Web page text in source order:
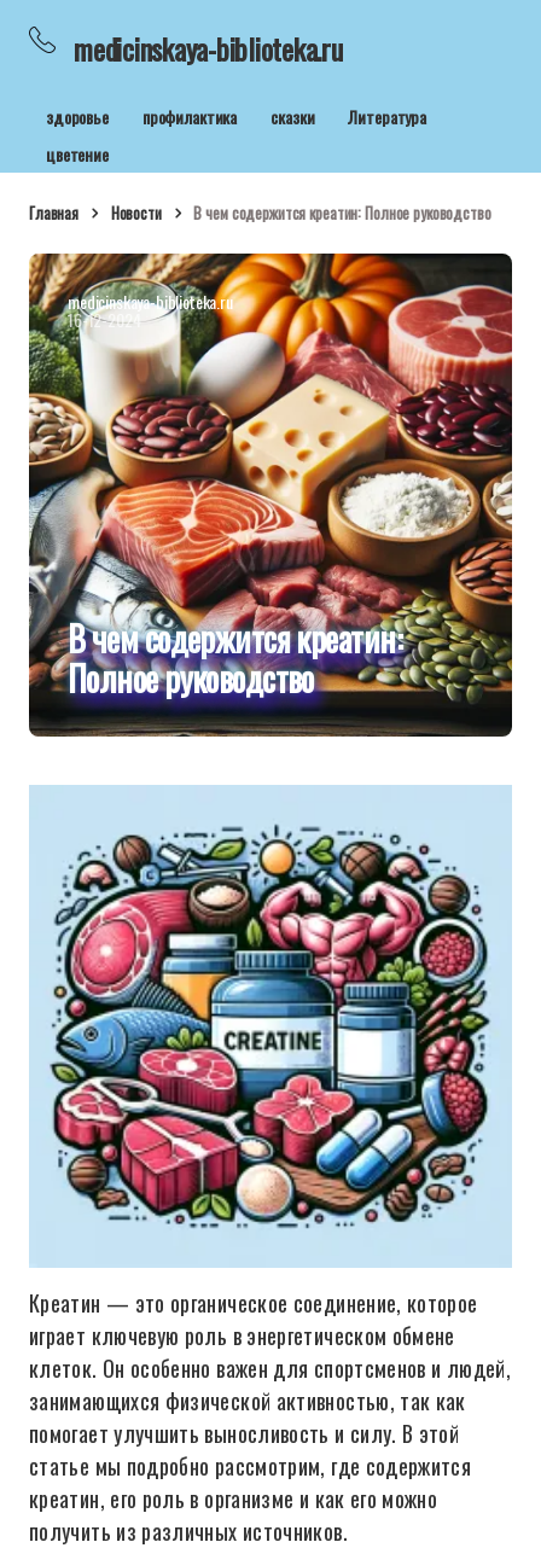
medicinskaya-biblioteka.ru
здоровье профилактика сказки
Литература
цветение
Главная Новости В чем содержится креатин: Полное руководство
medicinskaya-biblioteka.ru
16-12-2024
В чем содержится креатин:
Полное руководство
Креатин — это органическое соединение, которое
играет ключевую роль в энергетическом обмене
клеток. Он особенно важен для спортсменов и людей,
занимающихся физической активностью, так как
помогает улучшить выносливость и силу. В этой
статье мы подробно рассмотрим, где содержится
креатин, его роль в организме и как его можно
получить из различных источников.